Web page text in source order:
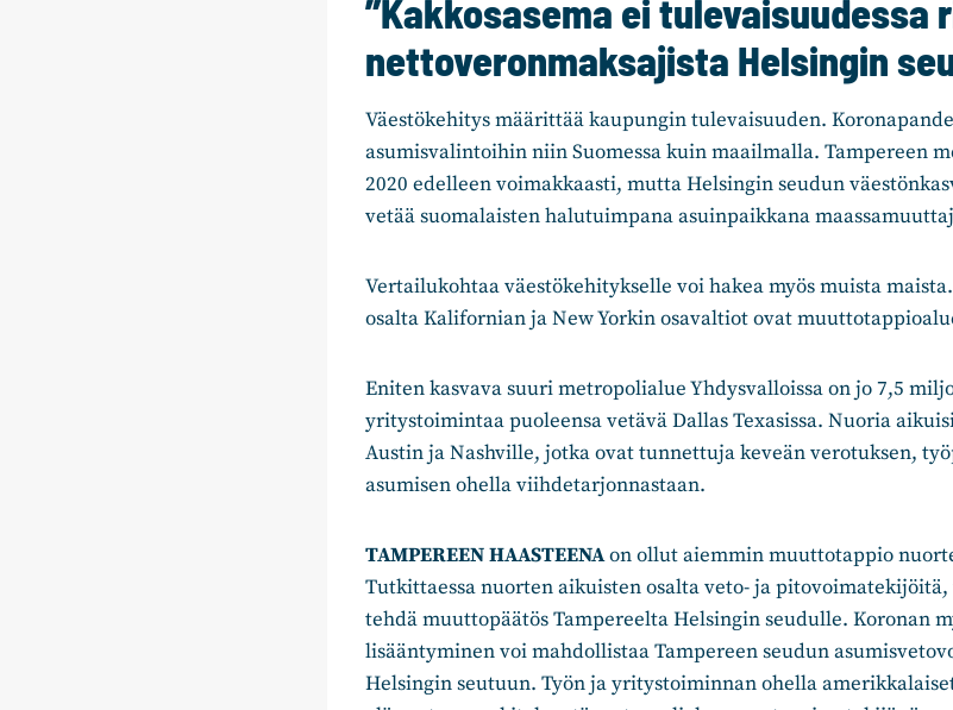
”Kakkosasema ei
nettoveronmaksajista Helsingin
Väestökehitys määrittää kaupungin tulevaisuuden.
asumisvalintoihin niin Suomessa kuin maailmalla. Tampereen
2020 edelleen voimakkaasti, mutta Helsingin seudun
vetää suomalaisten halutuimpana asuinpaikkana
Vertailukohtaa väestökehitykselle voi hakea myös muista
osalta Kalifornian ja New Yorkin osavaltiot ovat
Eniten kasvava suuri metropolialue Yhdysvalloissa on jo 7,5
yritystoimintaa puoleensa vetävä Dallas Texasissa. Nuoria
Austin ja Nashville, jotka ovat tunnettuja keveän verotuksen,
asumisen ohella viihdetarjonnastaan.
TAMPEREEN HAASTEENAon ollut aiemmin muuttotappio
Tutkittaessa nuorten aikuisten osalta veto- ja
tehdä muuttopäätös Tampereelta Helsingin seudulle. Koronan
lisääntyminen voi mahdollistaa Tampereen seudun
Helsingin seutuun. Työn ja yritystoiminnan ohella